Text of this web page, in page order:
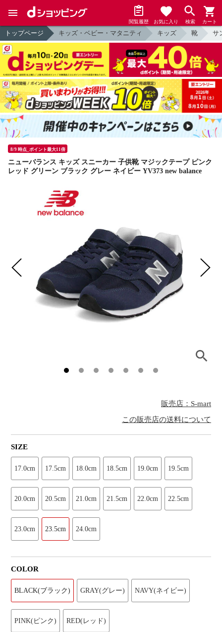
閲覧履歴 お気に入り 検索 カート
トップページ キッズ・ベビー・マタニティ キッズ 靴 サ
8/9 時点_ポイント最大11倍
ニューバランス キッズ スニーカー 子供靴 マジックテープ ピンク
レッド グリーン ブラック グレー ネイビー YV373 new balance
販売店：S-mart
この販売店の送料について
SIZE
17.0cm 17.5cm 18.0cm 18.5cm 19.0cm 19.5cm
20.0cm 20.5cm 21.0cm 21.5cm 22.0cm 22.5cm
23.0cm 23.5cm 24.0cm
COLOR
BLACK(ブラック) GRAY(グレー) NAVY(ネイビー)
PINK(ピンク) RED(レッド)